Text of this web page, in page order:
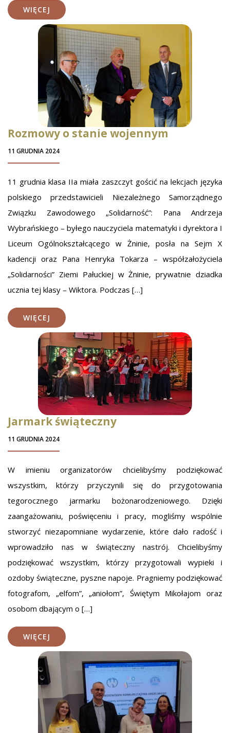
WIĘCEJ
Rozmowy o stanie wojennym
11 GRUDNIA 2024
11 grudnia klasa IIa miała zaszczyt gościć na lekcjach języka
polskiego przedstawicieli Niezależnego Samorządnego
Związku Zawodowego „Solidarność”: Pana Andrzeja
Wybrańskiego – byłego nauczyciela matematyki i dyrektora I
Liceum Ogólnokształcącego w Żninie, posła na Sejm X
kadencji oraz Pana Henryka Tokarza – współzałożyciela
„Solidarności” Ziemi Pałuckiej w Żninie, prywatnie dziadka
ucznia tej klasy – Wiktora. Podczas […]
WIĘCEJ
Jarmark świąteczny
11 GRUDNIA 2024
W imieniu organizatorów chcielibyśmy podziękować
wszystkim, którzy przyczynili się do przygotowania
tegorocznego jarmarku bożonarodzeniowego. Dzięki
zaangażowaniu, poświęceniu i pracy, mogliśmy wspólnie
stworzyć niezapomniane wydarzenie, które dało radość i
wprowadziło nas w świąteczny nastrój. Chcielibyśmy
podziękować wszystkim, którzy przygotowali wypieki i
ozdoby świąteczne, pyszne napoje. Pragniemy podziękować
fotografom, „elfom”, „aniołom”, Świętym Mikołajom oraz
osobom dbającym o […]
WIĘCEJ